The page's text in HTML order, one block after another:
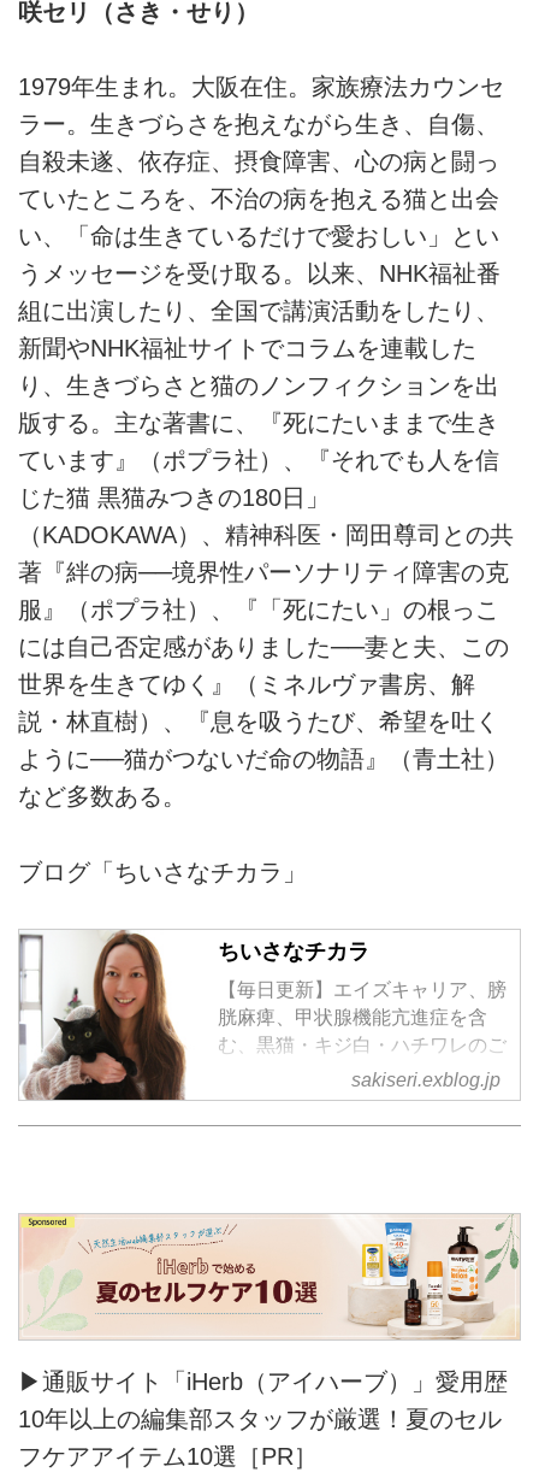
咲セリ（さき・せり）
1979年生まれ。大阪在住。家族療法カウンセ
ラー。生きづらさを抱えながら生き、自傷、
自殺未遂、依存症、摂食障害、心の病と闘っ
ていたところを、不治の病を抱える猫と出会
い、「命は生きているだけで愛おしい」とい
うメッセージを受け取る。以来、NHK福祉番
組に出演したり、全国で講演活動をしたり、
新聞やNHK福祉サイトでコラムを連載した
り、生きづらさと猫のノンフィクションを出
版する。主な著書に、『死にたいままで生き
ています』（ポプラ社）、『それでも人を信
じた猫 黒猫みつきの180日」
（KADOKAWA）、精神科医・岡田尊司との共
著『絆の病──境界性パーソナリティ障害の克
服』（ポプラ社）、『「死にたい」の根っこ
には自己否定感がありました──妻と夫、この
世界を生きてゆく』（ミネルヴァ書房、解
説・林直樹）、『息を吸うたび、希望を吐く
ように──猫がつないだ命の物語』（青土社）
など多数ある。
ブログ「ちいさなチカラ」
ちいさなチカラ
【毎日更新】エイズキャリア、膀
胱麻痺、甲状腺機能亢進症を含
む、黒猫・キジ白・ハチワレのご
きげんさん日記sakiseri.exblog.jp
▶通販サイト「iHerb（アイハーブ）」愛用歴
10年以上の編集部スタッフが厳選！夏のセル
フケアアイテム10選［PR］